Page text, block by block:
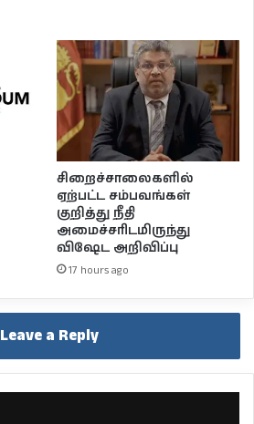
சிறைச்சாலைகளில்
ஏற்பட்ட சம்பவங்கள்
குறித்து நீதி
அமைச்சரிடமிருந்து
விஷேட அறிவிப்பு
17 hours ago
Leave a Reply